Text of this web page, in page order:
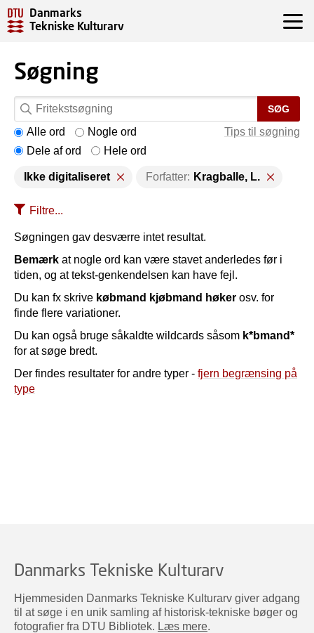
Danmarks
Tekniske Kulturarv
Søgning
SØG
Tips til søgning
Alle ord
Nogle ord
Dele af ord
Hele ord
Ikke digitaliseret Forfatter: Kragballe, L.
Filtre...
Søgningen gav desværre intet resultat.
Bemærk at nogle ord kan være stavet anderledes før i
tiden, og at tekst-genkendelsen kan have fejl.
Du kan fx skrive købmand kjøbmand høker osv. for
finde flere variationer.
Du kan også bruge såkaldte wildcards såsom k*bmand*
for at søge bredt.
Der findes resultater for andre typer - fjern begrænsing på
type
Danmarks Tekniske Kulturarv
Hjemmesiden Danmarks Tekniske Kulturarv giver adgang
til at søge i en unik samling af historisk-tekniske bøger og
fotografier fra DTU Bibliotek. Læs mere.